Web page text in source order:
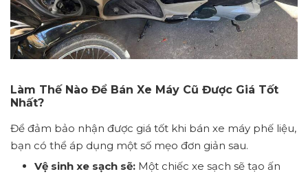
Làm Thế Nào Để Bán Xe Máy Cũ Được Giá Tốt
Nhất?
Để đảm bảo nhận được giá tốt khi bán xe máy phế liệu,
bạn có thể áp dụng một số mẹo đơn giản sau.
Vệ sinh xe sạch sẽ: Một chiếc xe sạch sẽ tạo ấn